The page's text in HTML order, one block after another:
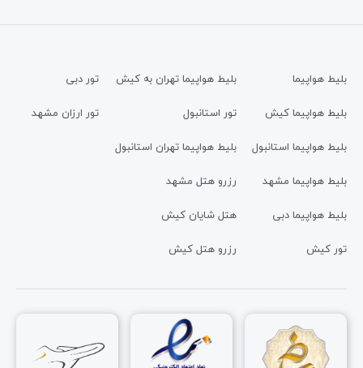
بلیط هواپیما
بلیط هواپیما کیش
بلیط هواپیما استانبول
بلیط هواپیما مشهد
بلیط هواپیما دبی
تور کیش
بلیط هواپیما تهران به کیش
تور استانبول
بلیط هواپیما تهران استانبول
رزرو هتل مشهد
هتل شایان کیش
رزرو هتل کیش
تور دبی
تور ارزان مشهد